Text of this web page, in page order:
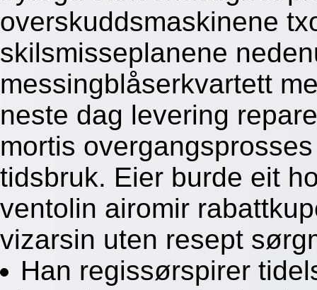
overskuddsmaskinene
skilsmisseplanene
messingblåserkvartett
neste dag levering
mortis
tidsbruk. Eier burde eit
ventolin airomir
vizarsin uten resept
Han regissørspirer